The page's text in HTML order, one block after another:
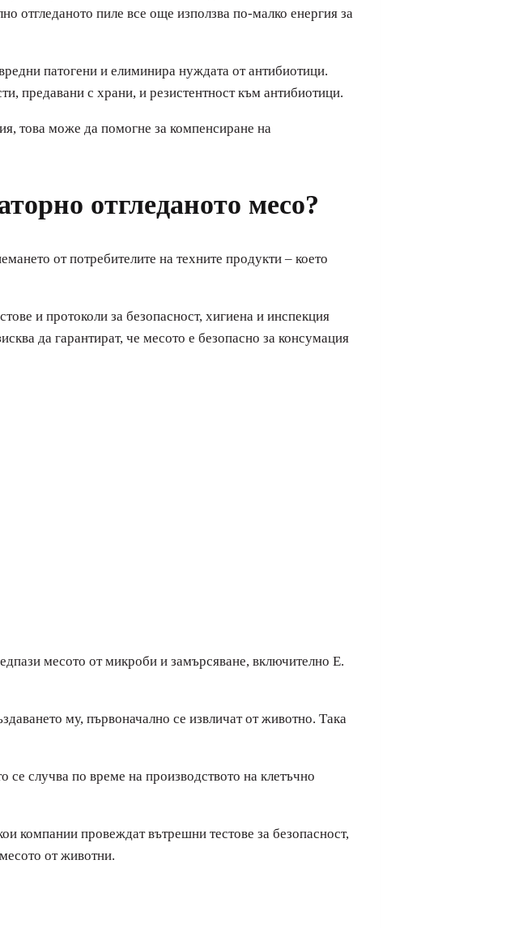
отгледаното пиле все още използва по-малко енергия за
патогени и елиминира нуждата от антибиотици.
предавани с храни, и резистентност към антибиотици.
това може да помогне за компенсиране на
отгледаното месо?
от потребителите на техните продукти – което
и протоколи за безопасност, хигиена и инспекция
да гарантират, че месото е безопасно за консумация
месото от микроби и замърсяване, включително E.
му, първоначално се извличат от животно. Така
се случва по време на производството на клетъчно
компании провеждат вътрешни тестове за безопасност,
от животни.